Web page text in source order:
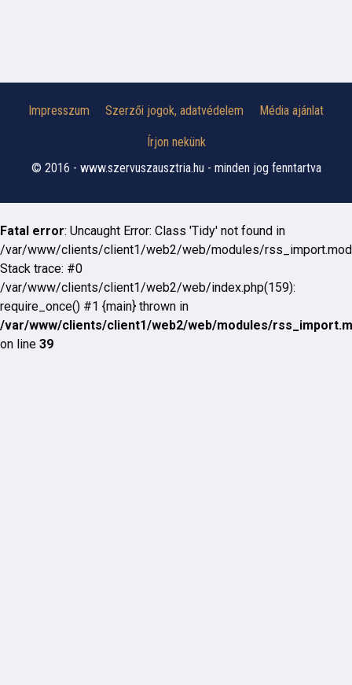
Impresszum Szerzői jogok, adatvédelem Média ajánlat
Írjon nekünk
© 2016 - www.szervuszausztria.hu - minden jog fenntartva
Fatal error: Uncaught Error: Class 'Tidy' not found in
/var/www/clients/client1/web2/web/modules/
Stack trace: #0
/var/www/clients/client1/web2/web/index.php(159):
require_once() #1 {main} thrown in
/var/www/clients/client1/web2/web/modules/
on line 39